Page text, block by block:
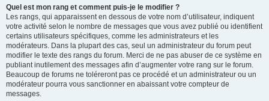
Quel est mon rang et comment puis-je le modifier ?
Les rangs, qui apparaissent en dessous de votre nom d’utilisateur, indiquent
votre activité selon le nombre de messages que vous avez publié ou identifient
certains utilisateurs spécifiques, comme les administrateurs et les
modérateurs. Dans la plupart des cas, seul un administrateur du forum peut
modifier le texte des rangs du forum. Merci de ne pas abuser de ce système en
publiant inutilement des messages afin d’augmenter votre rang sur le forum.
Beaucoup de forums ne toléreront pas ce procédé et un administrateur ou un
modérateur pourra vous sanctionner en abaissant votre compteur de
messages.